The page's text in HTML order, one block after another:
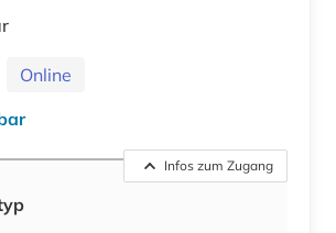
Online
Infos zum Zugang